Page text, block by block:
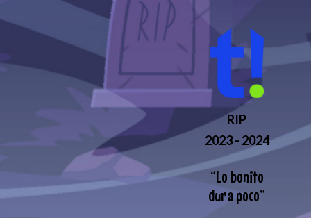
RIP
2023 - 2024
“Lo bonito
dura poco”